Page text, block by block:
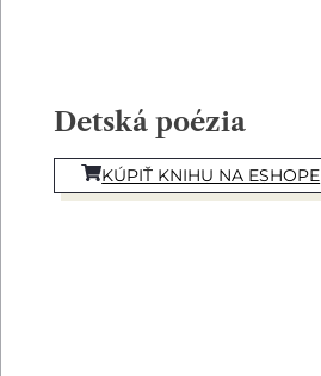
Detská poézia
KÚPIŤ KNIHU NA ESHOPE